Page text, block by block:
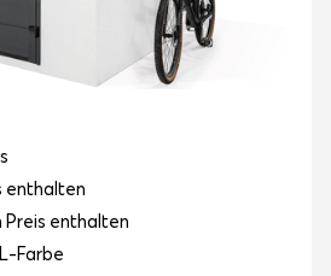
enthalten
Preis enthalten
Farbe